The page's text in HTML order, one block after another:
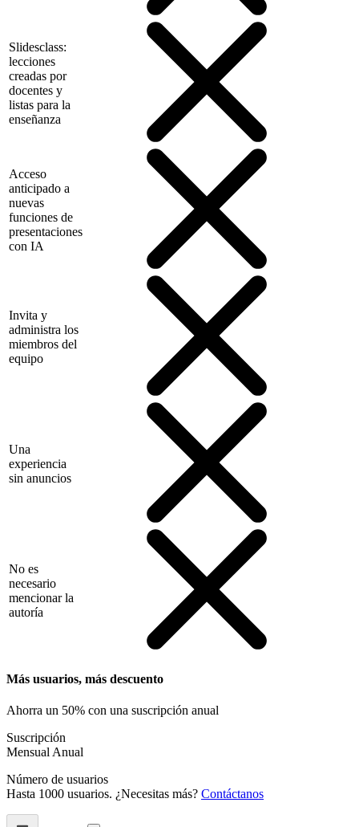
Slidesclass:
lecciones
creadas por
docentes y
listas para la
enseñanza
Acceso
anticipado a
nuevas
funciones de
presentaciones
con IA
Invita y
administra los
miembros del
equipo
Una
experiencia
sin anuncios
No es
necesario
mencionar la
autoría
Más usuarios, más descuento
Ahorra un 50% con una suscripción anual
Suscripción
Mensual Anual
Número de usuarios
Hasta 1000 usuarios. ¿Necesitas más? Contáctanos